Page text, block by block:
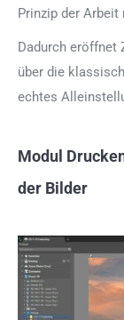
Prinzip der
Dadurch eröffnet
über die
echtes
Modul
der Bilder